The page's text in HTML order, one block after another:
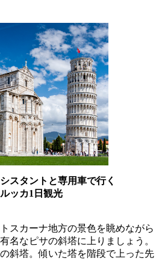
スタントと専用車で行く
ッカ1日観光
スカーナ地方の景色を眺めながら
名なピサの斜塔に上りましょう。
斜塔。傾いた塔を階段で上った先